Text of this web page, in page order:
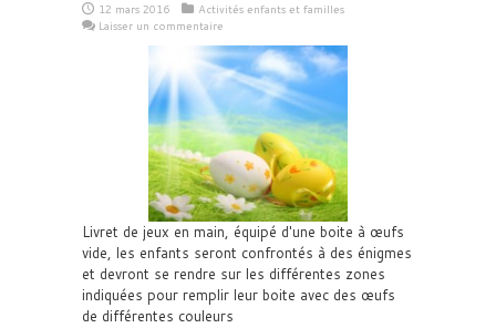
12 mars 2016
Activités enfants et familles
Laisser un commentaire
Livret de jeux en main, équipé d'une boite à œufs
vide, les enfants seront confrontés à des énigmes
et devront se rendre sur les différentes zones
indiquées pour remplir leur boite avec des œufs
de différentes couleurs